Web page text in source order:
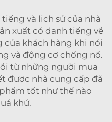
và lịch sử của nhà
xuất có danh tiếng về
của khách hàng khi nói
và động cơ chống nổ.
từ những người mua
được nhà cung cấp đã
tốt như thế nào
khứ.